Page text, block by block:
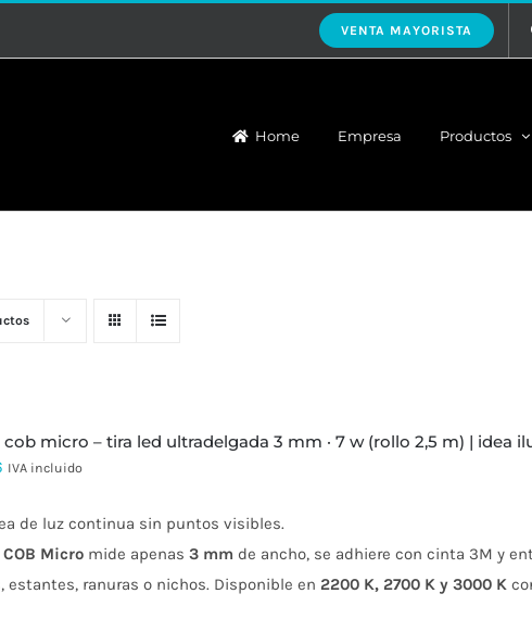
VENTA MAYORISTA
Home Empresa Productos
cob micro – tira led ultradelgada 3 mm · 7 w (rollo 2,5 m) | idea
IVA incluido
de luz continua sin puntos visibles.
COB Micro mide apenas3 mm de ancho, se adhiere con cinta 3M y
estantes, ranuras o nichos. Disponible en 2200 K, 2700 K y 3000 K